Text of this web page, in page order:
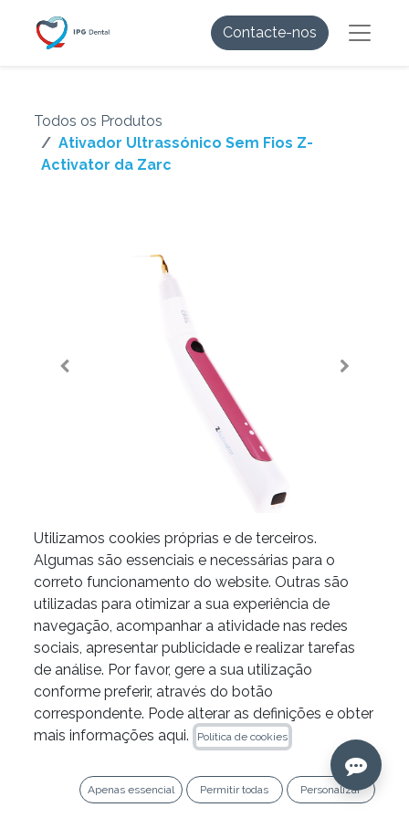
Contacte-nos
Todos os Produtos
Ativador Ultrassónico Sem Fios Z-
Activator da Zarc
Ativador Ultrassónico Sem
Fios Z-Activator da Zarc
.
519.12€
Ref. 6280018
Utilizamos cookies próprias e de terceiros.
Algumas são essenciais e necessárias para o
correto funcionamento do website. Outras são
utilizadas para otimizar a sua experiência de
navegação, acompanhar a atividade nas redes
sociais, apresentar publicidade e realizar tarefas
de análise. Por favor, gere a sua utilização
conforme preferir, através do botão
correspondente. Pode alterar as definições e obter
mais informações aqui.
Política de cookies
Apenas essencial Permitir todas Personalizar